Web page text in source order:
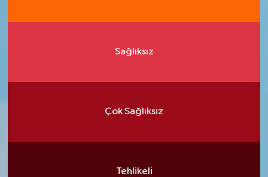
Sağlıksız
Çok Sağlıksız
Tehlikeli